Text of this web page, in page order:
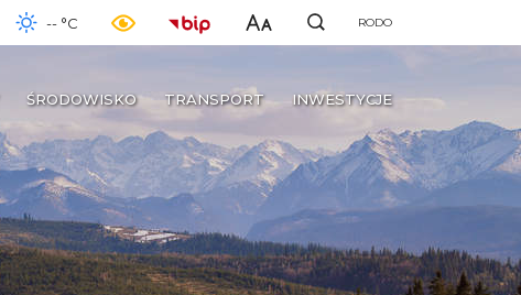
-- °C RODO
ŚRODOWISKO TRANSPORT INWESTYCJE